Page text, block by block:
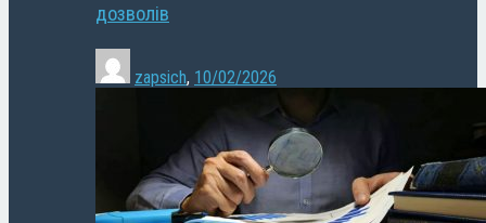
дозволів
zapsich, 10/02/2026